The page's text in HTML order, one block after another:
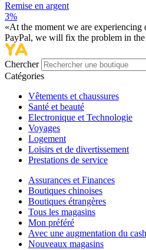
Remise en argent
3%
«At the moment we are
PayPal, we will fix the problem in the
Chercher
Catégories
Vêtements et chaussures
Santé et beauté
Electronique et Technologie
Voyages
Logement
Loisirs et de divertissement
Prestations de service
Assurances et Finances
Boutiques chinoises
Boutiques étrangères
Tous les magasins
Mon préféré
Avec une augmentation du
Nouveaux magasins